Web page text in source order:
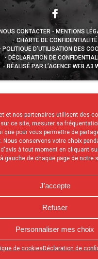
et nos partenaires utilisent des
ce site, mesurer sa
que pour vous permettre de
Nous conservons votre choix
à tout moment en cliquant
gauche de chaque page de notre
J'accepte
Refuser
Personnaliser mes choix
de cookies Déclaration de
partager en bas de votre
NOUS CONTACTER
MENTIONS
CHARTE DE CONFIDENTIALITÉ
POLITIQUE D’UTILISATION DES
DÉCLARATION DE
RÉALISÉ PAR L’AGENCE WEB A3